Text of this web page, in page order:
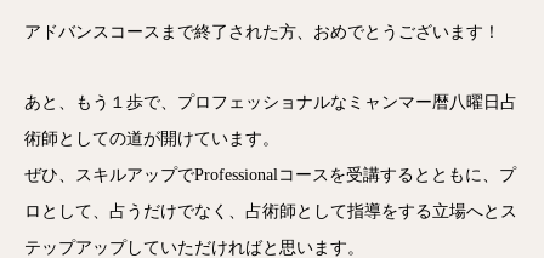
アドバンスコースまで終了された方、おめでとうございます！
あと、もう１歩で、プロフェッショナルなミャンマー暦八曜日占
術師としての道が開けています。
ぜひ、スキルアップでProfessionalコースを受講するとともに、プ
ロとして、占うだけでなく、占術師として指導をする立場へとス
テップアップしていただければと思います。